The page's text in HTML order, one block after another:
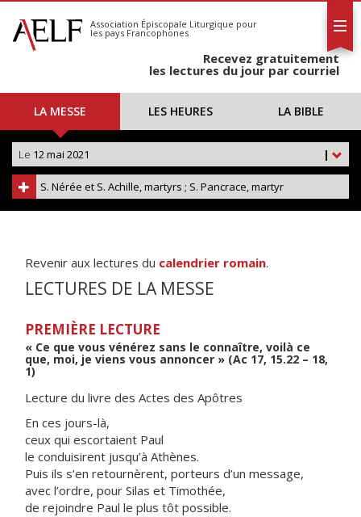
S'abonner
Calendrier
Association Épiscopale Liturgique pour
les pays Francophones
Recevez gratuitement
les lectures du jour par courriel
LA MESSE LES HEURES LA BIBLE
|
Le 12 mai 2021
S. Nérée et S. Achille, martyrs ; S. Pancrace, martyr
Revenir aux lectures du calendrier romain.
LECTURES DE LA MESSE
PREMIÈRE LECTURE
« Ce que vous vénérez sans le connaître, voilà ce
que, moi, je viens vous annoncer » (Ac 17, 15.22 – 18,
1)
Lecture du livre des Actes des Apôtres
En ces jours-là,
ceux qui escortaient Paul
le conduisirent jusqu’à Athènes.
Puis ils s’en retournèrent, porteurs d’un message,
avec l’ordre, pour Silas et Timothée,
de rejoindre Paul le plus tôt possible.